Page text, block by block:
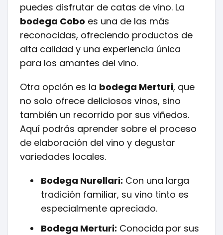
puedes disfrutar de catas de vino. La
bodega Cobo es una de las más
reconocidas, ofreciendo productos de
alta calidad y una experiencia única
para los amantes del vino.
Otra opción es la bodega Merturi, que
no solo ofrece deliciosos vinos, sino
también un recorrido por sus viñedos.
Aquí podrás aprender sobre el proceso
de elaboración del vino y degustar
variedades locales.
Bodega Nurellari: Con una larga
tradición familiar, su vino tinto es
especialmente apreciado.
Bodega Merturi: Conocida por sus